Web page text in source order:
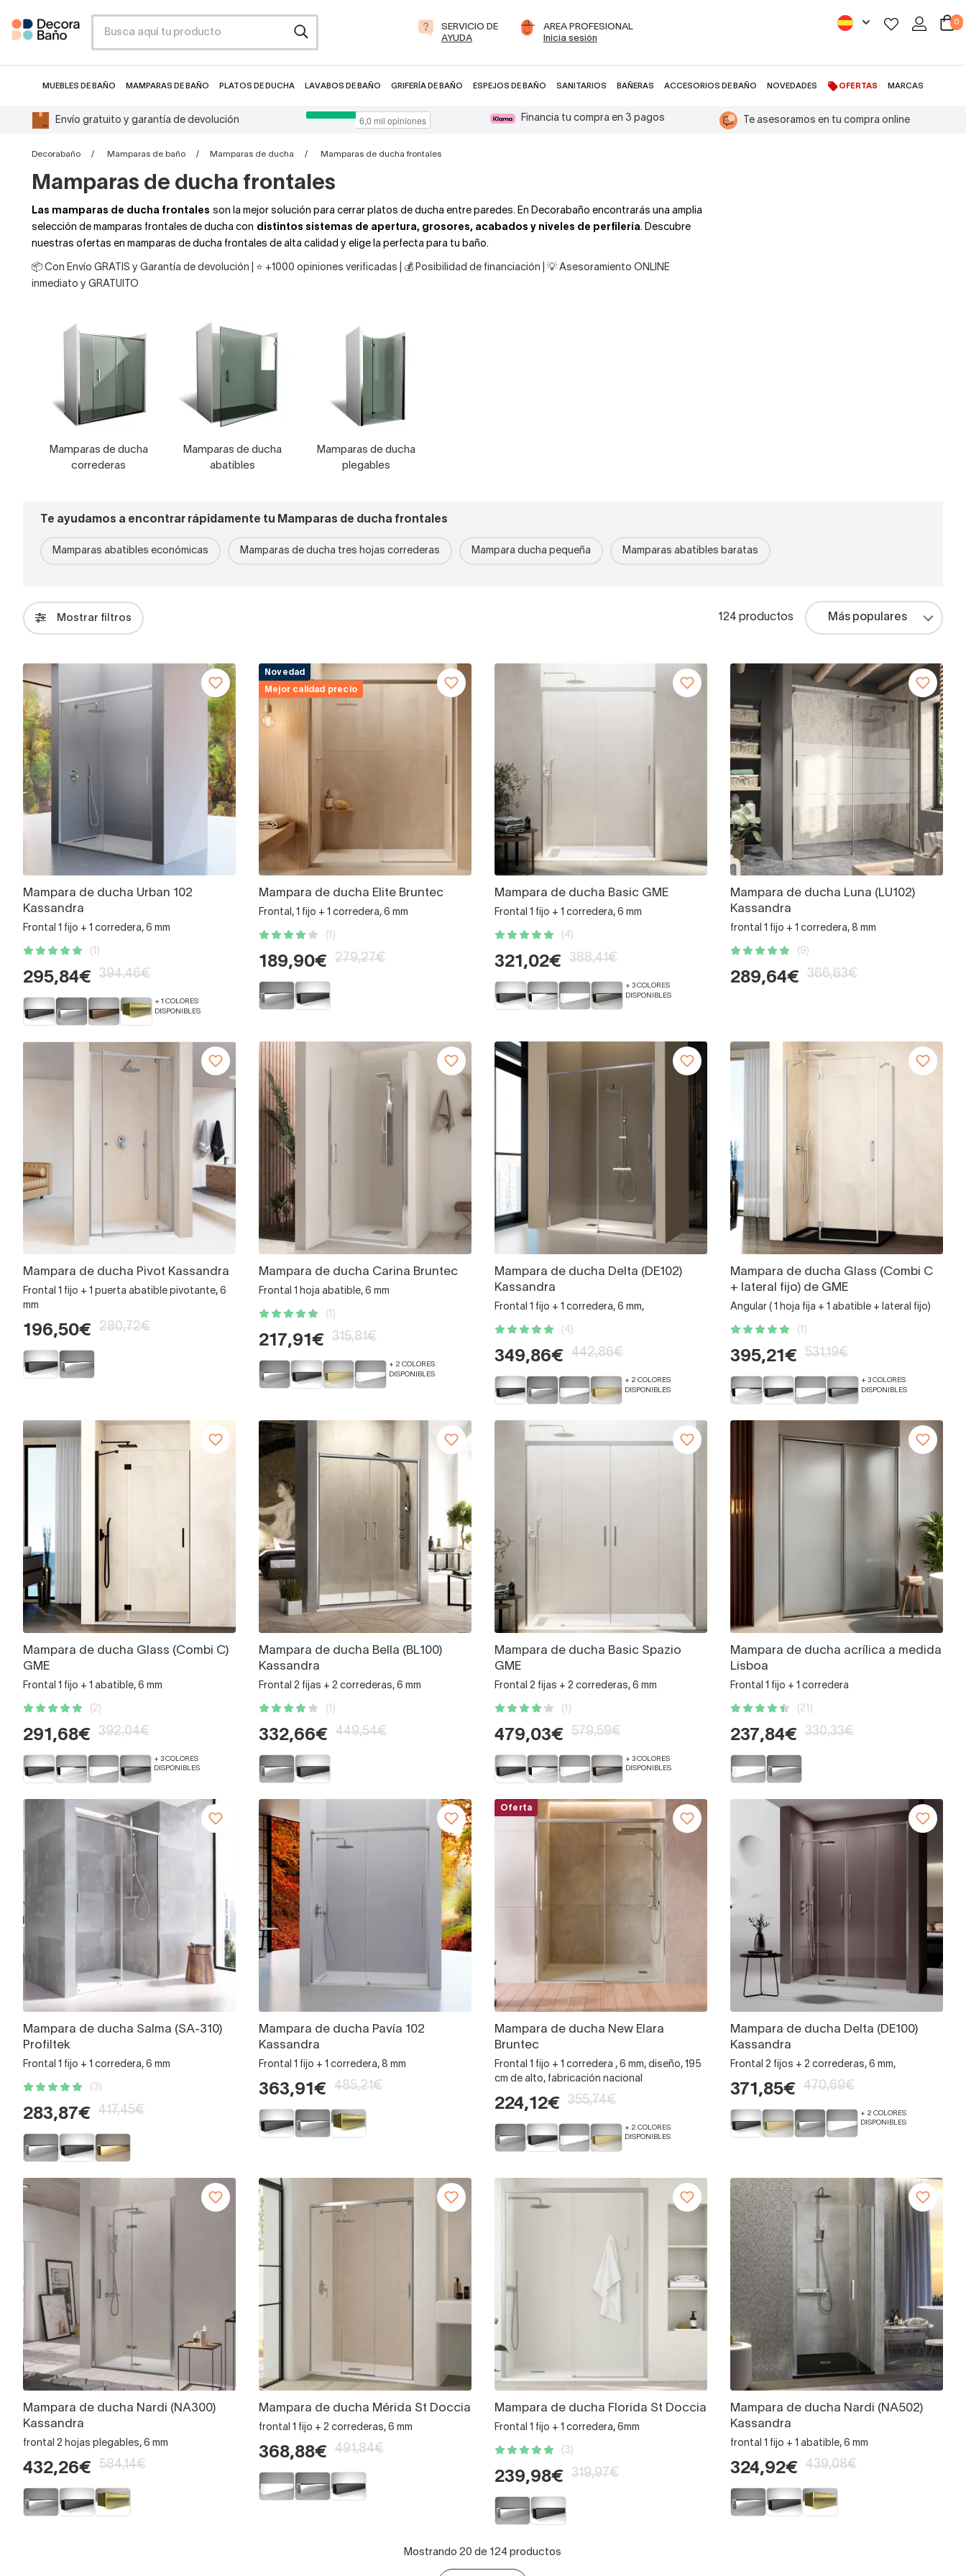
SERVICIO DE
AYUDA
AREA PROFESIONAL
Inicia sesión
0
MUEBLES DE BAÑO MAMPARAS DE BAÑO PLATOS DE DUCHA LAVABOS DE BAÑO GRIFERÍA DE BAÑO ESPEJOS DE BAÑO SANITARIOS BAÑERAS ACCESORIOS DE BAÑO NOVEDADES OFERTAS MARCAS
Envío gratuito y garantía de devolución Financia tu compra en 3 pagos Te asesoramos en tu compra online
Decorabaño Mamparas de baño Mamparas de ducha Mamparas de ducha frontales
Mamparas de ducha frontales
Las mamparas de ducha frontales son la mejor solución para cerrar platos de ducha entre paredes. En Decorabaño encontrarás una amplia
selección de mamparas frontales de ducha con distintos sistemas de apertura, grosores, acabados y niveles de perfilería. Descubre
nuestras ofertas en mamparas de ducha frontales de alta calidad y elige la perfecta para tu baño.
📦 Con Envío GRATIS y Garantía de devolución | ⭐ +1000 opiniones verificadas | 💰 Posibilidad de financiación | 💡 Asesoramiento ONLINE
inmediato y GRATUITO
Mamparas de ducha
correderas
Mamparas de ducha
abatibles
Mamparas de ducha
plegables
Te ayudamos a encontrar rápidamente tu Mamparas de ducha frontales
Mamparas abatibles económicas Mamparas de ducha tres hojas correderas Mampara ducha pequeña Mamparas abatibles baratas
Mostrar filtros 124 productos
Mampara de ducha Urban 102
Kassandra
Frontal 1 fijo + 1 corredera, 6 mm
(1)
295,84€ 394,46€
+ 1 COLORES
DISPONIBLES
Novedad
Mejor calidad precio
Mampara de ducha Elite Bruntec
Frontal, 1 fijo + 1 corredera, 6 mm
(1)
189,90€ 279,27€
Mampara de ducha Basic GME
Frontal 1 fijo + 1 corredera, 6 mm
(4)
321,02€ 388,41€
+ 3 COLORES
DISPONIBLES
Mampara de ducha Luna (LU102)
Kassandra
frontal 1 fijo + 1 corredera, 8 mm
(9)
289,64€ 366,63€
Mampara de ducha Pivot Kassandra
Frontal 1 fijo + 1 puerta abatible pivotante, 6
mm
196,50€ 280,72€
Mampara de ducha Carina Bruntec
Frontal 1 hoja abatible, 6 mm
(1)
217,91€ 315,81€
+ 2 COLORES
DISPONIBLES
Mampara de ducha Delta (DE102)
Kassandra
Frontal 1 fijo + 1 corredera, 6 mm,
(4)
349,86€ 442,86€
+ 2 COLORES
DISPONIBLES
Mampara de ducha Glass (Combi C
+ lateral fijo) de GME
Angular ( 1 hoja fija + 1 abatible + lateral fijo)
(1)
395,21€ 531,19€
+ 3 COLORES
DISPONIBLES
Mampara de ducha Glass (Combi C)
GME
Frontal 1 fijo + 1 abatible, 6 mm
(2)
291,68€ 392,04€
+ 3 COLORES
DISPONIBLES
Mampara de ducha Bella (BL100)
Kassandra
Frontal 2 fijas + 2 correderas, 6 mm
(1)
332,66€ 449,54€
Mampara de ducha Basic Spazio
GME
Frontal 2 fijas + 2 correderas, 6 mm
(1)
479,03€ 579,59€
+ 3 COLORES
DISPONIBLES
Mampara de ducha acrílica a medida
Lisboa
Frontal 1 fijo + 1 corredera
(21)
237,84€ 330,33€
Mampara de ducha Salma (SA-310)
Profiltek
Frontal 1 fijo + 1 corredera, 6 mm
(3)
283,87€ 417,45€
Mampara de ducha Pavía 102
Kassandra
Frontal 1 fijo + 1 corredera, 8 mm
363,91€ 485,21€
Oferta
Mampara de ducha New Elara
Bruntec
Frontal 1 fijo + 1 corredera , 6 mm, diseño, 195
cm de alto, fabricación nacional
224,12€ 355,74€
+ 2 COLORES
DISPONIBLES
Mampara de ducha Delta (DE100)
Kassandra
Frontal 2 fijos + 2 correderas, 6 mm,
371,85€ 470,69€
+ 2 COLORES
DISPONIBLES
Mampara de ducha Nardi (NA300)
Kassandra
frontal 2 hojas plegables, 6 mm
432,26€ 584,14€
Mampara de ducha Mérida St Doccia
frontal 1 fijo + 2 correderas, 6 mm
368,88€ 491,84€
Mampara de ducha Florida St Doccia
Frontal 1 fijo + 1 corredera, 6mm
(3)
239,98€ 319,97€
Mampara de ducha Nardi (NA502)
Kassandra
frontal 1 fijo + 1 abatible, 6 mm
324,92€ 439,08€
Mostrando 20 de 124 productos